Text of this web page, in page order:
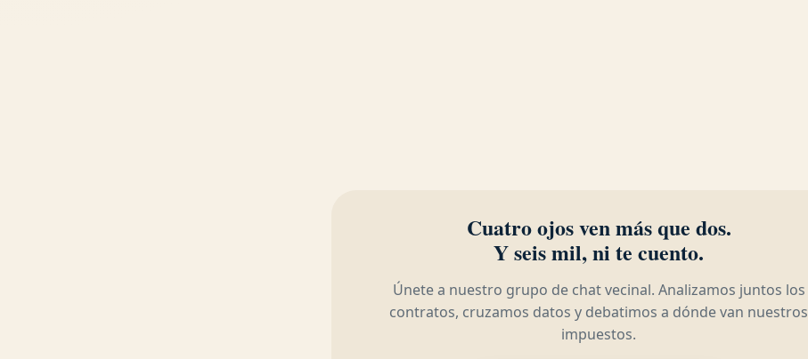
Cuatro ojos ven más que dos.
Y seis mil, ni te cuento.
Únete a nuestro grupo de chat vecinal. Analizamos juntos los
contratos, cruzamos datos y debatimos a dónde van nuestros
impuestos.